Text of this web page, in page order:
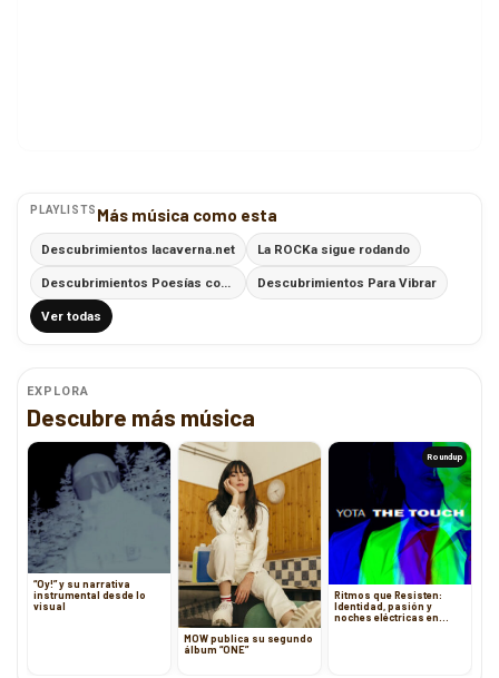
PLAYLISTS Más música como esta
Descubrimientos lacaverna.net La ROCKa sigue rodando
Descubrimientos Para Vibrar
Ver todas
EXPLORA
Descubre más música
“Oy!” y su narrativa
instrumental desde lo
visual
MOW publica su segundo
álbum “ONE”
Roundup
Ritmos que Resisten:
Identidad, pasión y
noches eléctricas en